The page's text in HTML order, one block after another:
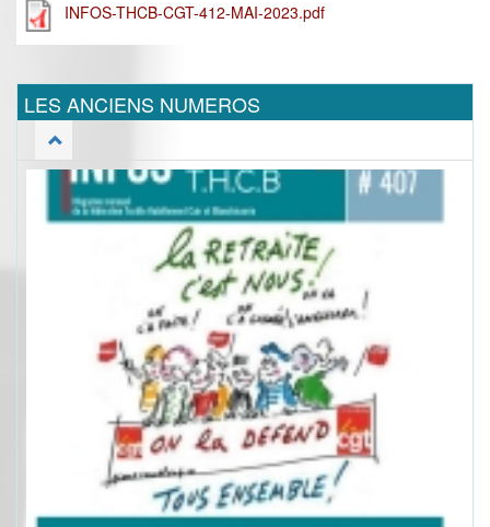
INFOS-THCB-CGT-412-MAI-2023.pdf
LES ANCIENS NUMEROS